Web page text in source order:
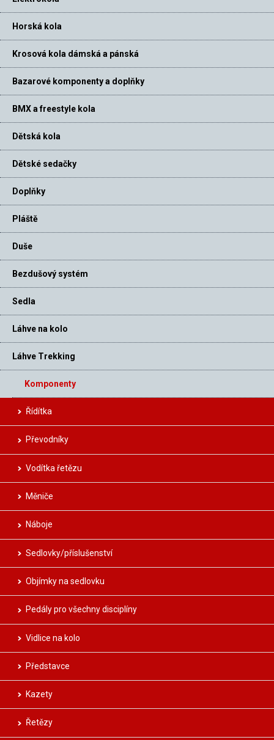
Horská kola
Krosová kola dámská a pánská
Bazarové komponenty a doplňky
BMX a freestyle kola
Dětská kola
Dětské sedačky
Doplňky
Pláště
Duše
Bezdušový systém
Sedla
Láhve na kolo
Láhve Trekking
Komponenty
Řídítka
Převodníky
Vodítka řetězu
Měniče
Náboje
Sedlovky/příslušenství
Objímky na sedlovku
Pedály pro všechny disciplíny
Vidlice na kolo
Představce
Kazety
Řetězy